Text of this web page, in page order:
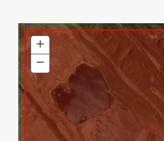
+ Zoom
In
− Zoom
Out